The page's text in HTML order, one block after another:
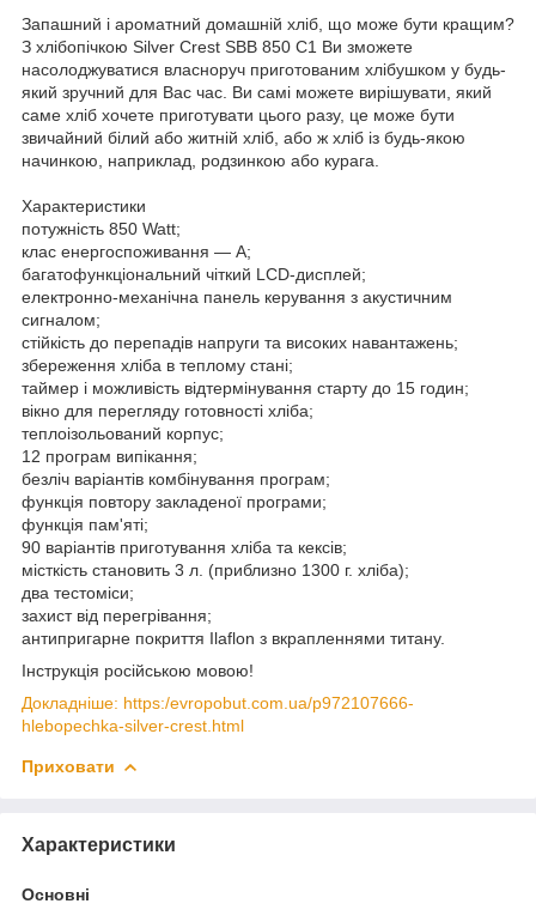
Запашний і ароматний домашній хліб, що може бути кращим?
З хлібопічкою Silver Crest SBB 850 С1 Ви зможете
насолоджуватися власноруч приготованим хлібушком у будь-
який зручний для Вас час. Ви самі можете вирішувати, який
саме хліб хочете приготувати цього разу, це може бути
звичайний білий або житній хліб, або ж хліб із будь-якою
начинкою, наприклад, родзинкою або курага.
Характеристики
потужність 850 Watt;
клас енергоспоживання — А;
багатофункціональний чіткий LCD-дисплей;
електронно-механічна панель керування з акустичним
сигналом;
стійкість до перепадів напруги та високих навантажень;
збереження хліба в теплому стані;
таймер і можливість відтермінування старту до 15 годин;
вікно для перегляду готовності хліба;
теплоізольований корпус;
12 програм випікання;
безліч варіантів комбінування програм;
функція повтору закладеної програми;
функція пам'яті;
90 варіантів приготування хліба та кексів;
місткість становить 3 л. (приблизно 1300 г. хліба);
два тестоміси;
захист від перегрівання;
антипригарне покриття Ilaflon з вкрапленнями титану.
Інструкція російською мовою!
Докладніше: https:/evropobut.com.ua/p972107666-
hlebopechka-silver-crest.html
Приховати
Характеристики
Основні